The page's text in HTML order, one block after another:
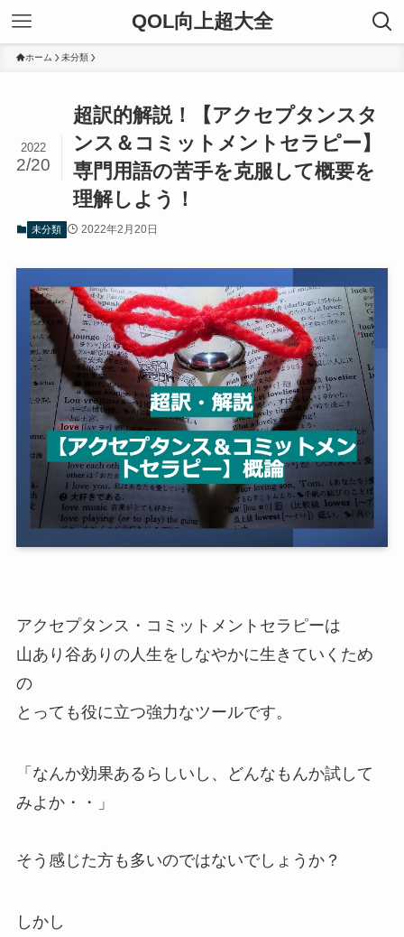
QOL向上超大全
ホーム 未分類
超訳的解説！【アクセプタンスタ
ンス＆コミットメントセラピー】
専門用語の苦手を克服して概要を
理解しよう！
2022
2/20
未分類 2022年2月20日
アクセプタンス・コミットメントセラピーは
山あり谷ありの人生をしなやかに生きていくため
の
とっても役に立つ強力なツールです。
「なんか効果あるらしいし、どんなもんか試して
みよか・・」
そう感じた方も多いのではないでしょうか？
しかし